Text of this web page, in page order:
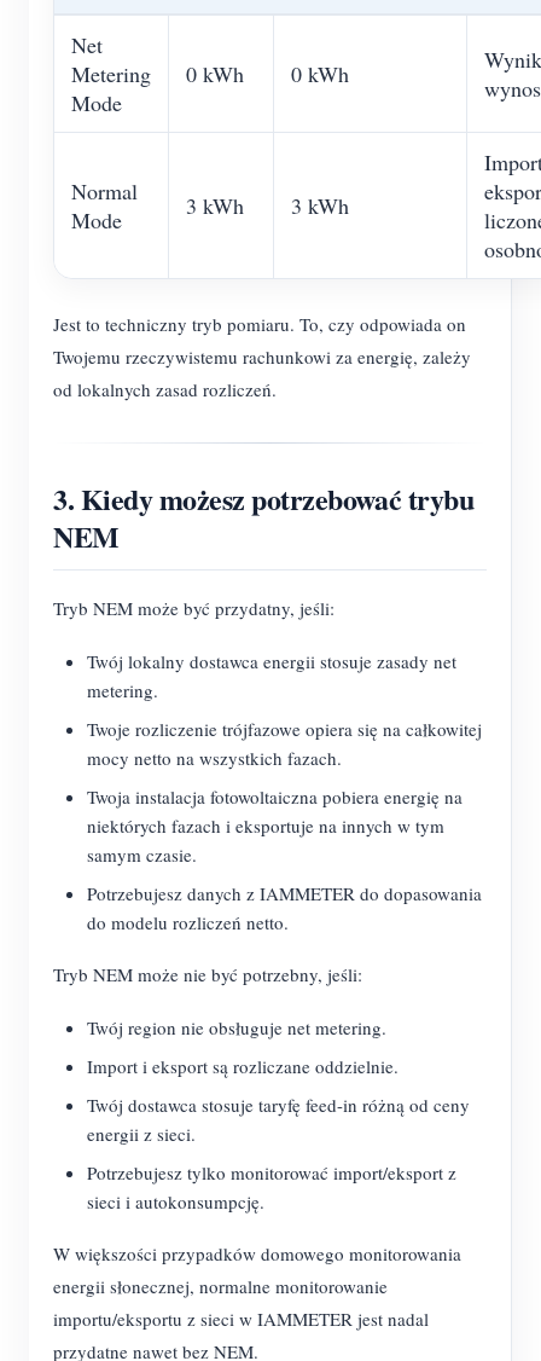
Net
Metering
Mode
0 kWh 0 kWh
Normal
Mode
3 kWh 3 kWh
Jest to techniczny tryb pomiaru. To, czy odpowiada on
Twojemu rzeczywistemu rachunkowi za energię, zależy
od lokalnych zasad rozliczeń.
3. Kiedy możesz potrzebować trybu
NEM
Tryb NEM może być przydatny, jeśli:
Twój lokalny dostawca energii stosuje zasady net
metering.
Twoje rozliczenie trójfazowe opiera się na całkowitej
mocy netto na wszystkich fazach.
Twoja instalacja fotowoltaiczna pobiera energię na
niektórych fazach i eksportuje na innych w tym
samym czasie.
Potrzebujesz danych z IAMMETER do dopasowania
do modelu rozliczeń netto.
Tryb NEM może nie być potrzebny, jeśli:
Twój region nie obsługuje net metering.
Import i eksport są rozliczane oddzielnie.
Twój dostawca stosuje taryfę feed-in różną od ceny
energii z sieci.
Potrzebujesz tylko monitorować import/eksport z
sieci i autokonsumpcję.
W większości przypadków domowego monitorowania
energii słonecznej, normalne monitorowanie
importu/eksportu z sieci w IAMMETER jest nadal
przydatne nawet bez NEM.